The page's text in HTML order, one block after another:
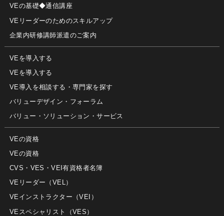
VEの基礎◆通信講座
VEリーダーのためのスキルアップ
企業内研修講師派遣のご案内
VEを導入する
VEを導入する
VE導入を相談する・専門家を探す
バリューデザイン・フォーラム
バリュー・ソリューション・サービス
VEの資格
VEの資格
CVS・VES・VEI有資格者名簿
VEリーダー（VEL）
VEインストラクター（VEI）
VEスペシャリスト（VES）